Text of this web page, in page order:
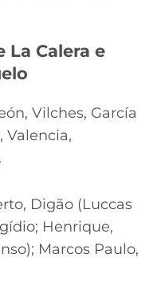
La Calera e
Vilches, García
Valencia,
Digão (Luccas
Henrique,
Marcos Paulo,